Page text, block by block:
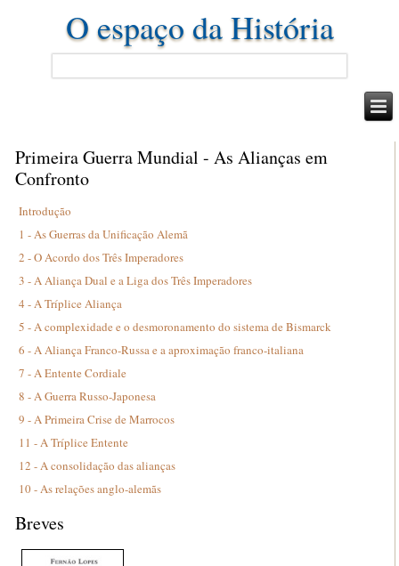
O espaço da História
Primeira Guerra Mundial - As Alianças em
Confronto
Introdução
1 - As Guerras da Unificação Alemã
2 - O Acordo dos Três Imperadores
3 - A Aliança Dual e a Liga dos Três Imperadores
4 - A Tríplice Aliança
5 - A complexidade e o desmoronamento do sistema de Bismarck
6 - A Aliança Franco-Russa e a aproximação franco-italiana
7 - A Entente Cordiale
8 - A Guerra Russo-Japonesa
9 - A Primeira Crise de Marrocos
11 - A Tríplice Entente
12 - A consolidação das alianças
10 - As relações anglo-alemãs
Breves